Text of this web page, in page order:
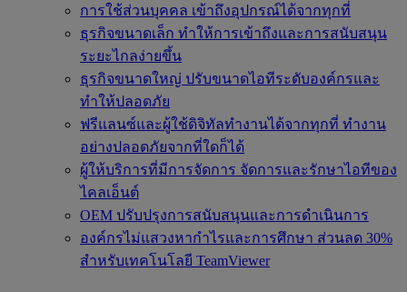
การใช้ส่วนบุคคล เข้าถึงอุปกรณ์ได้จากทุกที่
ธุรกิจขนาดเล็ก ทำให้การเข้าถึงและการสนับสนุน
ระยะไกลง่ายขึ้น
ธุรกิจขนาดใหญ่ ปรับขนาดไอทีระดับองค์กรและ
ทำให้ปลอดภัย
ฟรีแลนซ์และผู้ใช้ดิจิทัลทำงานได้จากทุกที่ ทำงาน
อย่างปลอดภัยจากที่ใดก็ได้
ผู้ให้บริการที่มีการจัดการ จัดการและรักษาไอทีของ
ไคลเอ็นต์
OEM ปรับปรุงการสนับสนุนและการดำเนินการ
องค์กรไม่แสวงหากำไรและการศึกษา ส่วนลด 30%
สำหรับเทคโนโลยี TeamViewer